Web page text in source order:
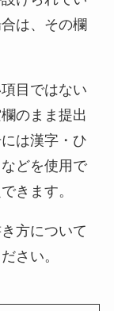
は、その欄
目ではない
のまま提出
は漢字・ひ
どを使用で
きます。
方について
さい。